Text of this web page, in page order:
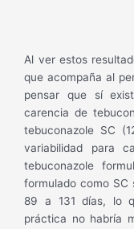
Al ver estos
que acompaña al
pensar que sí
carencia de
tebuconazole SC
variabilidad para
tebuconazole
formulado como SC
89 a 131 días, lo
práctica no habría